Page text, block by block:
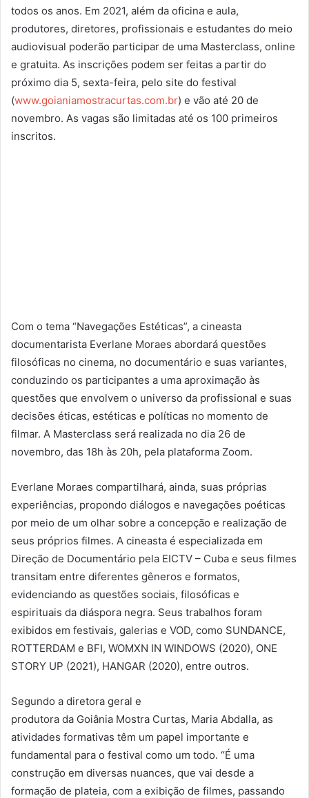
todos os anos. Em 2021, além da oficina e aula,
produtores, diretores, profissionais e estudantes do meio
audiovisual poderão participar de uma Masterclass, online
e gratuita. As inscrições podem ser feitas a partir do
próximo dia 5, sexta-feira, pelo site do festival
(www.goianiamostracurtas.com.br) e vão até 20 de
novembro. As vagas são limitadas até os 100 primeiros
inscritos.
Com o tema “Navegações Estéticas”, a cineasta
documentarista Everlane Moraes abordará questões
filosóficas no cinema, no documentário e suas variantes,
conduzindo os participantes a uma aproximação às
questões que envolvem o universo da profissional e suas
decisões éticas, estéticas e políticas no momento de
filmar. A Masterclass será realizada no dia 26 de
novembro, das 18h às 20h, pela plataforma Zoom.
Everlane Moraes compartilhará, ainda, suas próprias
experiências, propondo diálogos e navegações poéticas
por meio de um olhar sobre a concepção e realização de
seus próprios filmes. A cineasta é especializada em
Direção de Documentário pela EICTV – Cuba e seus filmes
transitam entre diferentes gêneros e formatos,
evidenciando as questões sociais, filosóficas e
espirituais da diáspora negra. Seus trabalhos foram
exibidos em festivais, galerias e VOD, como SUNDANCE,
ROTTERDAM e BFI, WOMXN IN WINDOWS (2020), ONE
STORY UP (2021), HANGAR (2020), entre outros.
Segundo a diretora geral e
produtora da Goiânia Mostra Curtas, Maria Abdalla, as
atividades formativas têm um papel importante e
fundamental para o festival como um todo. “É uma
construção em diversas nuances, que vai desde a
formação de plateia, com a exibição de filmes, passando